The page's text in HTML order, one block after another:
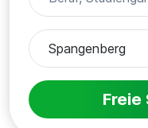
Freie